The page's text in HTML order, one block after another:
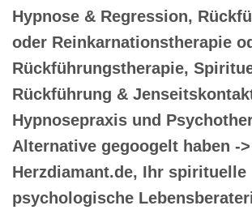
Hypnose & Regression,
oder Reinkarnationstherapie
Rückführungstherapie,
Rückführung &
Hypnosepraxis und
Alternative gegoogelt haben -
Herzdiamant.de, Ihr spirituelle
psychologische